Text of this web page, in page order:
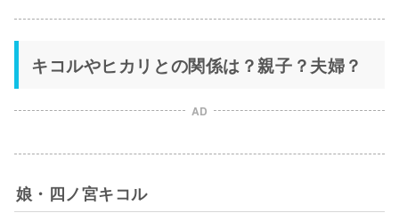
キコルやヒカリとの関係は？親子？夫婦？
AD
娘・四ノ宮キコル